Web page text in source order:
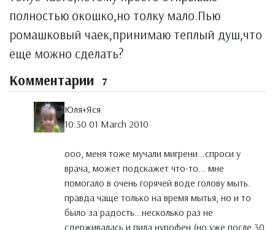
полностью окошко,но толку мало.Пью
ромашковый чаек,принимаю теплый душ,что
еще можно сделать?
Комментарии 7
Юля+Яся
10:30 01 March 2010
ооо, меня тоже мучали мигрени...спроси у
врача, может подскажет что-то... мне
помогало в очень горячей воде голову мыть.
правда чаще только на время мытья, но и то
было за радость...несколько раз не
сдерживалась и пила нурофен (но уже после 30